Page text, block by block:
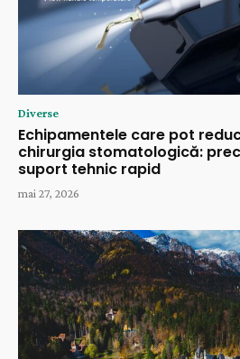
Diverse
Echipamentele care pot
chirurgia stomatologică:
suport tehnic rapid
mai 27, 2026